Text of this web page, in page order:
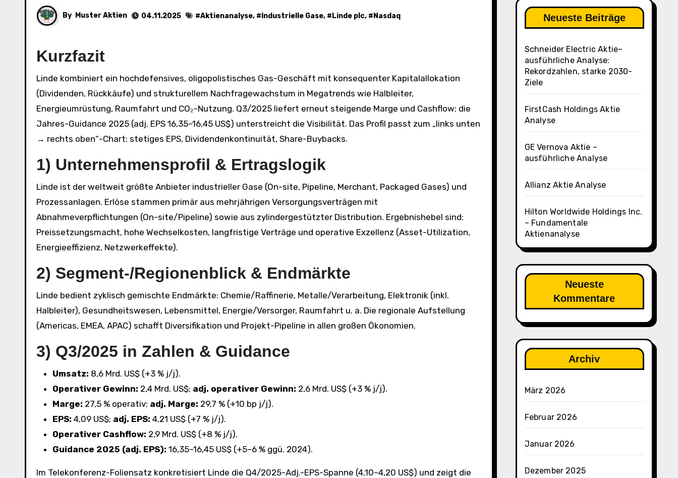
By Muster Aktien 04.11.2025 #Aktienanalyse, # Industrielle Gase, # Linde plc, # Nasdaq
Kurzfazit
Linde kombiniert ein hochdefensives, oligopolistisches Gas-Geschäft mit konsequenter Kapitalallokation
(Dividenden, Rückkäufe) und strukturellem Nachfragewachstum in Megatrends wie Halbleiter,
Energieumrüstung, Raumfahrt und CO₂-Nutzung. Q3/2025 liefert erneut steigende Marge und Cashflow; die
Jahres-Guidance 2025 (adj. EPS 16,35–16,45 US$) unterstreicht die Visibilität. Das Profil passt zum „links unten
→ rechts oben“-Chart: stetiges EPS, Dividendenkontinuität, Share-Buybacks.
1) Unternehmensprofil & Ertragslogik
Linde ist der weltweit größte Anbieter industrieller Gase (On-site, Pipeline, Merchant, Packaged Gases) und
Prozessanlagen. Erlöse stammen primär aus mehrjährigen Versorgungsverträgen mit
Abnahmeverpflichtungen (On-site/Pipeline) sowie aus zylindergestützter Distribution. Ergebnishebel sind:
Preissetzungsmacht, hohe Wechselkosten, langfristige Verträge und operative Exzellenz (Asset-Utilization,
Energieeffizienz, Netzwerkeffekte).
2) Segment-/Regionenblick & Endmärkte
Linde bedient zyklisch gemischte Endmärkte: Chemie/Raffinerie, Metalle/Verarbeitung, Elektronik (inkl.
Halbleiter), Gesundheitswesen, Lebensmittel, Energie/Versorger, Raumfahrt u. a. Die regionale Aufstellung
(Americas, EMEA, APAC) schafft Diversifikation und Projekt-Pipeline in allen großen Ökonomien.
3) Q3/2025 in Zahlen & Guidance
Umsatz: 8,6 Mrd. US$ (+3 % j/j).
Operativer Gewinn: 2,4 Mrd. US$; adj. operativer Gewinn: 2,6 Mrd. US$ (+3 % j/j).
Marge: 27,5 % operativ; adj. Marge: 29,7 % (+10 bp j/j).
EPS: 4,09 US$; adj. EPS: 4,21 US$ (+7 % j/j).
Operativer Cashflow: 2,9 Mrd. US$ (+8 % j/j).
Guidance 2025 (adj. EPS): 16,35–16,45 US$ (+5–6 % ggü. 2024).
Im Telekonferenz-Foliensatz konkretisiert Linde die Q4/2025-Adj.-EPS-Spanne (4,10–4,20 US$) und zeigt die
Neueste Beiträge
Schneider Electric Aktie–
ausführliche Analyse:
Rekordzahlen, starke 2030-
Ziele
FirstCash Holdings Aktie
Analyse
GE Vernova Aktie –
ausführliche Analyse
Allianz Aktie Analyse
Hilton Worldwide Holdings Inc.
– Fundamentale
Aktienanalyse
Neueste
Kommentare
Archiv
März 2026
Februar 2026
Januar 2026
Dezember 2025